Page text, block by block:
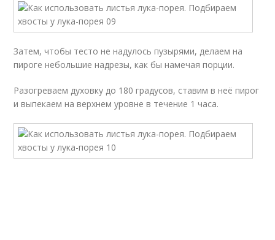
Затем, чтобы тесто не надулось пузырями, делаем на
пироге небольшие надрезы, как бы намечая порции.
Разогреваем духовку до 180 градусов, ставим в неё пирог
и выпекаем на верхнем уровне в течение 1 часа.